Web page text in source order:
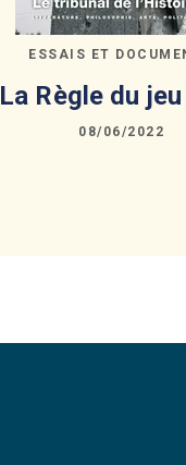
ESSAIS ET
La Règle du jeu
08/06/2022